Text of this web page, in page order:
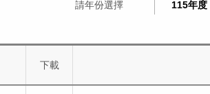
請年份選擇 115年度
下載